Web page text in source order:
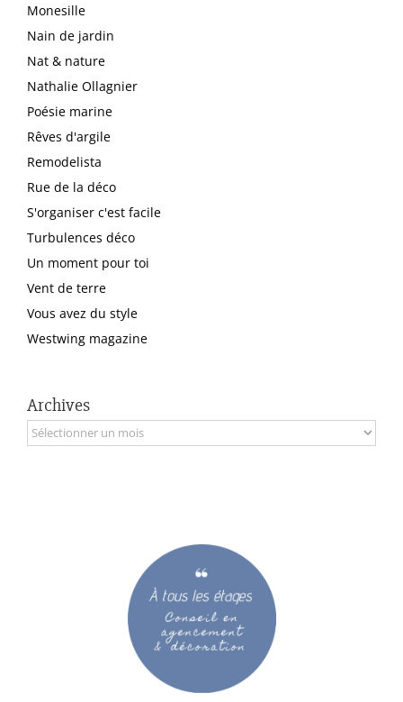
Monesille
Nain de jardin
Nat & nature
Nathalie Ollagnier
Poésie marine
Rêves d'argile
Remodelista
Rue de la déco
S'organiser c'est facile
Turbulences déco
Un moment pour toi
Vent de terre
Vous avez du style
Westwing magazine
Archives
Archives